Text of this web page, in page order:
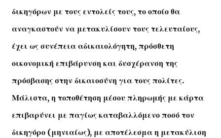
δικηγόρων με τους εντολείς τους, το οποίο θα
αναγκαστούν να μετακυλίσουν τους τελευταίους,
έχει ως συνέπεια αδικαιολόγητη, πρόσθετη
οικονομική επιβάρυνση και δυσχέρανση της
πρόσβασης στην δικαιοσύνη για τους πολίτες.
Μάλιστα, η τοποθέτηση μέσου πληρωμής με κάρτα
επιβαρύνει με παγίως καταβαλλόμενο ποσό τον
δικηγόρο (μηνιαίως), με αποτέλεσμα η μετακύλιση